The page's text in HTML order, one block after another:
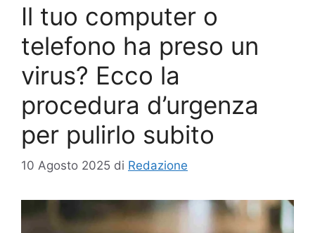
Il tuo computer o
telefono ha preso un
virus? Ecco la
procedura d’urgenza
per pulirlo subito
10 Agosto 2025 di Redazione